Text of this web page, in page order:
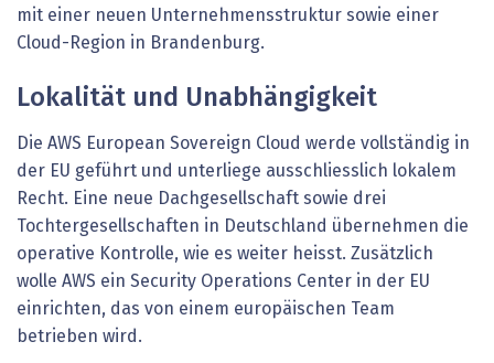
mit einer neuen Unternehmensstruktur sowie einer
Cloud-Region in Brandenburg.
Lokalität und Unabhängigkeit
Die AWS European Sovereign Cloud werde vollständig in
der EU geführt und unterliege ausschliesslich lokalem
Recht. Eine neue Dachgesellschaft sowie drei
Tochtergesellschaften in Deutschland übernehmen die
operative Kontrolle, wie es weiter heisst. Zusätzlich
wolle AWS ein Security Operations Center in der EU
einrichten, das von einem europäischen Team
betrieben wird.